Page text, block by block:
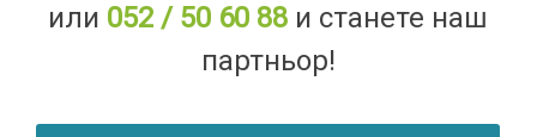
или 052 / 50 60 88 и станете наш
партньор!